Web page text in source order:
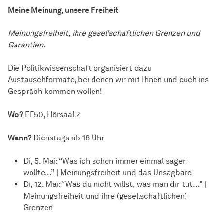
Meine Meinung, unsere Freiheit
Meinungsfreiheit, ihre gesellschaftlichen Grenzen und
Garantien.
Die Politikwissenschaft organisiert dazu
Austauschformate, bei denen wir mit Ihnen und euch ins
Gespräch kommen wollen!
Wo? EF50, Hörsaal 2
Wann? Dienstags ab 18 Uhr
Di, 5. Mai: “Was ich schon immer einmal sagen
wollte…” | Meinungsfreiheit und das Unsagbare
Di, 12. Mai: “Was du nicht willst, was man dir tut…” |
Meinungsfreiheit und ihre (gesellschaftlichen)
Grenzen